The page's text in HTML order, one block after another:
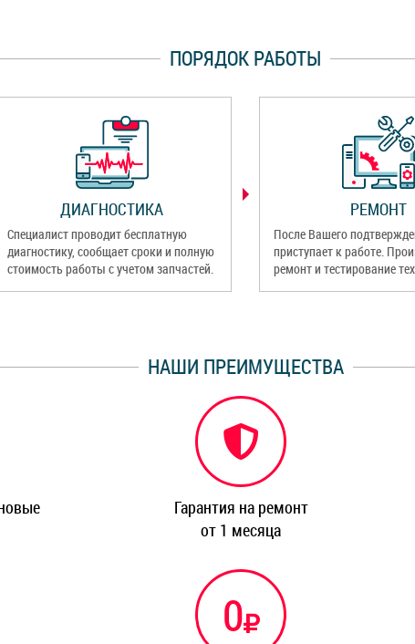
ПОРЯДОК РАБОТЫ
ДИАГНОСТИКА
Специалист проводит бесплатную
диагностику, сообщает сроки и полную
стоимость работы с учетом запчастей.
РЕМОНТ
После Вашего
приступает к работе.
ремонт и тестирование
НАШИ ПРЕИМУЩЕСТВА
Гарантия на ремонт
от 1 месяца
0